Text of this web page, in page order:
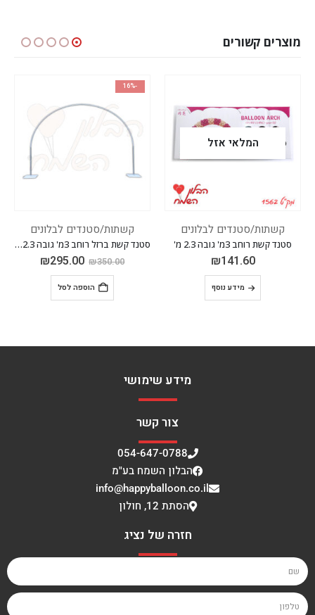
מוצרים קשורים
המלאי אזל
קשתות/סטנדים לבלונים
סטנד קשת רוחב 3מ' גובה 2.3 מ'
₪141.60
מידע נוסף
-16%
קשתות/סטנדים לבלונים
סטנד קשת ברזל רוחב 3מ' גובה 2.3 מ' יציב מאוד** ניתן לכוונן לפי מידה
₪350.00
₪295.00
הוספה לסל
מידע שימושי
צור קשר
054-647-0788
הבלון השמח בע"מ
info@happyballoon.co.il
הסתת 12, חולון
חזרה של נציג